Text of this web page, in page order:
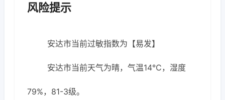
风险提示
安达市当前过敏指数为【易发】
安达市当前天气为晴，气温14℃，湿度
79%，81-3级。